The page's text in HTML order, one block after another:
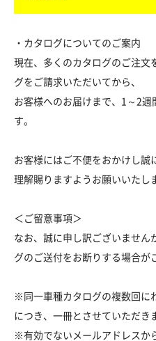
・カタログについてのご案内
現在、多くのカタログのご注文
グをご請求いただいてから、
お客様へのお届けまで、1～2
す。
お客様にはご不便をおかけし誠
理解賜りますようお願いいたし
＜ご留意事項＞
なお、誠に申し訳ございません
グのご送付をお断りする場合が
※同一車種カタログの複数回に
につき、一冊とさせていただき
※有効でないメールアドレスか